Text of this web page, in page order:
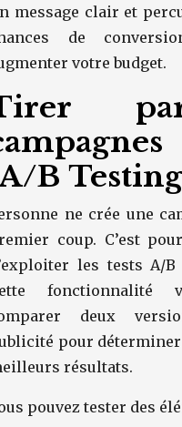
message clair et
de
votre budget.
B
ne crée une
coup. C’est
les tests A/B
fonctionnalité
deux
pour
résultats.
pouvez tester des